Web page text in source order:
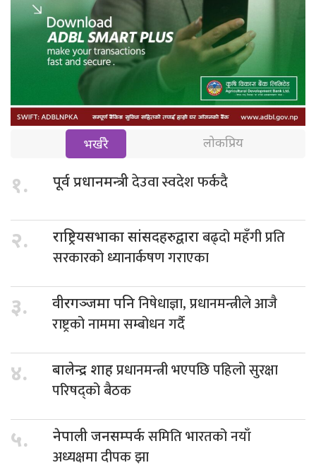
भर्खरै लोकप्रिय
१. पूर्व प्रधानमन्त्रीदेउवा स्वदेश फर्कदै
२. राष्ट्रियसभाका सांसदहरुद्वाराबढ्दो महँगी प्रति
सरकारको ध्यानार्कषण गराएका
३. वीरगञ्जमा पनिनिषेधाज्ञा, प्रधानमन्त्रीले आजै
राष्ट्रको नाममा सम्बोधन गर्दै
४. बालेन्द्र शाहप्रधानमन्त्री भएपछि पहिलो सुरक्षा
परिषद्को बैठक
५. नेपाली जनसम्पर्कसमिति भारतको नयाँ
अध्यक्षमा दीपक झा